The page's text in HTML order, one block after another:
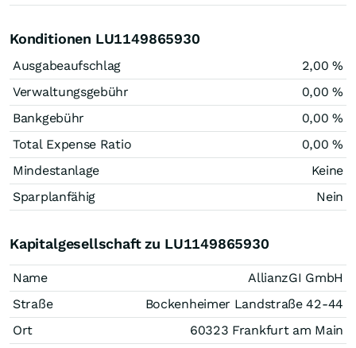
Konditionen LU1149865930
Ausgabeaufschlag
2,00 %
Verwaltungsgebühr
0,00 %
Bankgebühr
0,00 %
Total Expense Ratio
0,00 %
Mindestanlage
Keine
Sparplanfähig
Nein
Kapitalgesellschaft zu LU1149865930
Name
AllianzGI GmbH
Straße
Bockenheimer Landstraße 42-44
Ort
60323 Frankfurt am Main